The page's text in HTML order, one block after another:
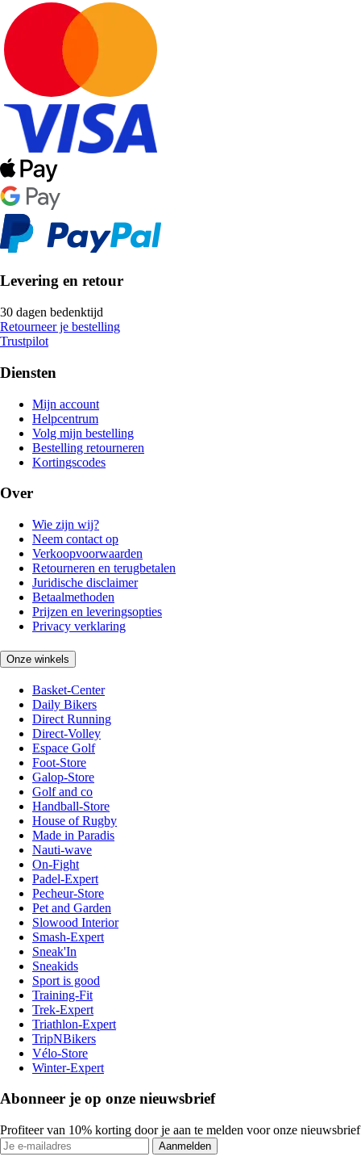
Levering en retour
30 dagen bedenktijd
Retourneer je bestelling
Trustpilot
Diensten
Mijn account
Helpcentrum
Volg mijn bestelling
Bestelling retourneren
Kortingscodes
Over
Wie zijn wij?
Neem contact op
Verkoopvoorwaarden
Retourneren en terugbetalen
Juridische disclaimer
Betaalmethoden
Prijzen en leveringsopties
Privacy verklaring
Onze winkels
Basket-Center
Daily Bikers
Direct Running
Direct-Volley
Espace Golf
Foot-Store
Galop-Store
Golf and co
Handball-Store
House of Rugby
Made in Paradis
Nauti-wave
On-Fight
Padel-Expert
Pecheur-Store
Pet and Garden
Slowood Interior
Smash-Expert
Sneak'In
Sneakids
Sport is good
Training-Fit
Trek-Expert
Triathlon-Expert
TripNBikers
Vélo-Store
Winter-Expert
Abonneer je op onze nieuwsbrief
Profiteer van 10% korting door je aan te melden voor onze nieuwsbrief
Aanmelden